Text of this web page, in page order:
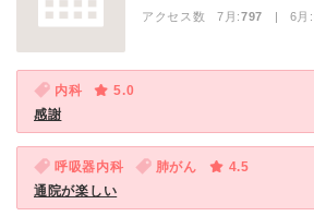
アクセス数 7月:797 | 6月:
内科
5.0
感謝
呼吸器内科 肺がん
4.5
通院が楽しい